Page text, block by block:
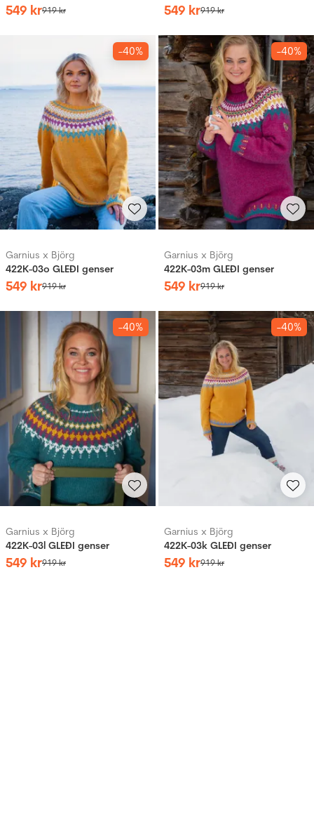
549 kr919kr 549 kr919kr
-40%
Garnius x Björg
422K-03o GLEÐI genser
549 kr919kr
-40%
Garnius x Björg
422K-03m GLEÐI genser
549 kr919kr
-40%
Garnius x Björg
422K-03l GLEÐI genser
549 kr919kr
-40%
Garnius x Björg
422K-03k GLEÐI genser
549 kr919kr